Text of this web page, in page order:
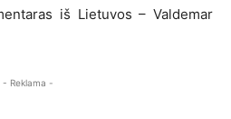
iš Lietuvos – Valdemar
- Reklama -